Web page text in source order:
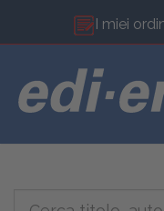
I miei